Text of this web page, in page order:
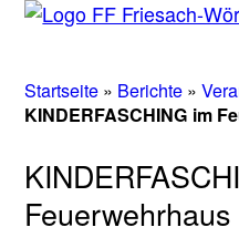
Startseite » Berichte »
KINDERFASCHING im
Feuerwehrhaus